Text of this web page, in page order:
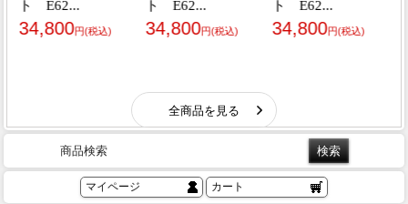
商品検索
マイページ カート